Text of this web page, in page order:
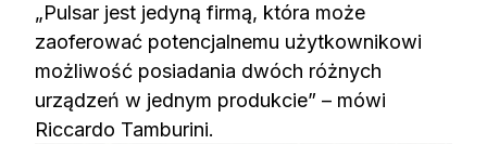
„Pulsar jest jedyną firmą, która może
zaoferować potencjalnemu użytkownikowi
możliwość posiadania dwóch różnych
urządzeń w jednym produkcie” – mówi
Riccardo Tamburini.